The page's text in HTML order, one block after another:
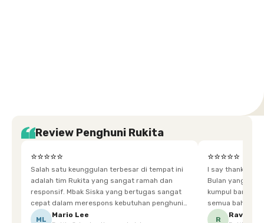
Review Penghuni Rukita
⭐⭐⭐⭐⭐
Salah satu keunggulan terbesar di tempat ini
adalah tim Rukita yang sangat ramah dan
responsif. Mbak Siska yang bertugas sangat
cepat dalam merespons kebutuhan penghuni.
Ketika saya meminta keset karena sempat
ML
Mario Lee
⭐⭐⭐⭐⭐
I say thankyou
Bulan yang super happy! banyak
kumpul bareng
semua bahagia
mgkn saran dari air aja & kebersihan lebih di
R
Ravena